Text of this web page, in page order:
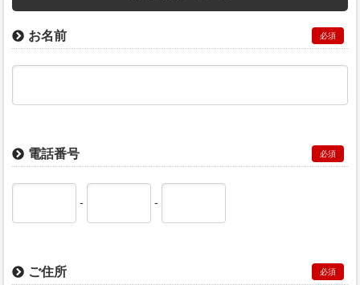
お名前 必須
電話番号 必須
- -
ご住所 必須